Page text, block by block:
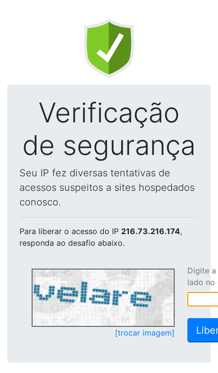
Verificação
de segurança
Seu IP fez diversas tentativas de
acessos suspeitos a sites hospedados
conosco.
Para liberar o acesso do IP 216.73.216.174,
responda ao desafio abaixo.
[trocar imagem]
Digite
lado no